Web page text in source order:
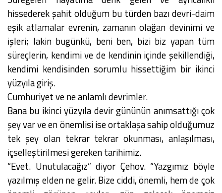
hissederek şahit olduğum bu türden bazı devri-daim
eşik atlamalar evrenin, zamanın olağan devinimi ve
işleri; lakin bugünkü, beni ben, bizi biz yapan tüm
süreçlerin, kendimi ve de kendinin içinde şekillendiği,
kendimi kendisinden sorumlu hissettiğim bir ikinci
yüzyıla giriş.
Cumhuriyet ve ne anlamlı devrimler.
Bana bu ikinci yüzyıla devir gününün anımsattığı çok
şey var ve en önemlisi ise ortaklaşa sahip olduğumuz
tek şey olan tekrar tekrar okunması, anlaşılması,
içselleştirilmesi gereken tarihimiz.
“Evet. Unutulacağız” diyor Çehov. “Yazgımız böyle
yazılmış elden ne gelir. Bize ciddi, önemli, hem de çok